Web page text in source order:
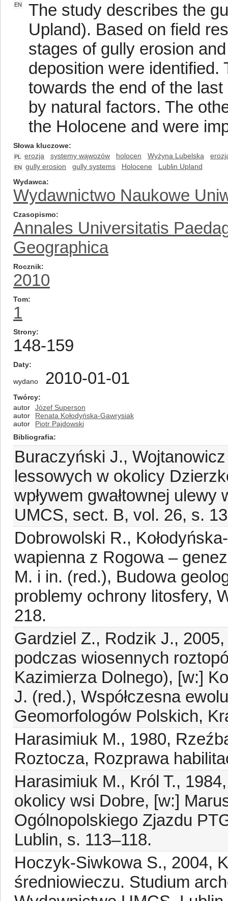
EN
The study describes the
Upland). Based on field
stages of gully erosion
deposition were
towards the end of the
by natural factors. The
the Holocene and were
Słowa kluczowe
PL erozja systemy wąwozów holocen Wyżyna Lubelska
EN gully erosion gully systems Holocene
Lublin Upland
Wydawca
Wydawnictwo Naukowe
Czasopismo
Annales Universitatis
Geographica
Rocznik
2010
Tom
1
Strony
148-159
Daty
wydano 2010-01-01
Twórcy
autor
Józef Superson
autor
Renata Kołodyńska-Gawrysiak
autor
Piotr Pajdowski
Bibliografia
Buraczyński J.,
lessowych w okolicy
wpływem gwałtownej
UMCS, sect. B, vol. 26, s.
Dobrowolski R.,
wapienna z Rogowa –
M. i in. (red.), Budowa
problemy ochrony litosfery,
218.
Gardziel Z., Rodzik J.,
podczas wiosennych
Kazimierza Dolnego), [w:]
J. (red.), Współczesna
Geomorfologów Polskich,
Harasimiuk M., 1980,
Roztocza, Rozprawa
Harasimiuk M., Król T.,
okolicy wsi Dobre, [w:]
Ogólnopolskiego Zjazdu
Lublin, s. 113–118.
Hoczyk-Siwkowa S., 2004,
średniowieczu. Studium